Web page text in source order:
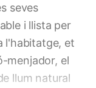
seves
i llista per
l'habitatge, et
menjador, el
llum natural